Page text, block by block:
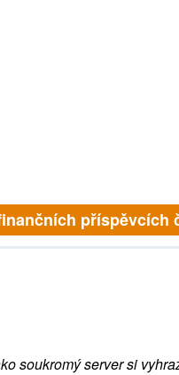
příspěvcích
soukromý server si